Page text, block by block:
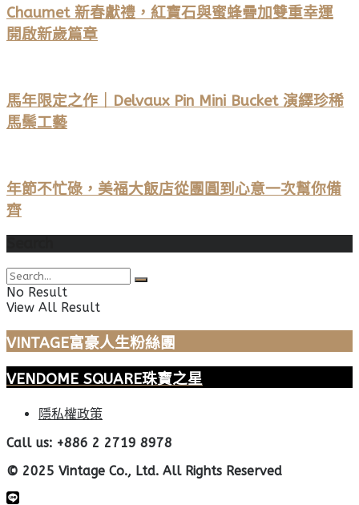
Chaumet 新春獻禮，紅寶石與蜜蜂疊加雙重幸運
開啟新歲篇章
馬年限定之作｜Delvaux Pin Mini Bucket 演繹珍稀
馬鬃工藝
年節不忙碌，美福大飯店從團圓到心意一次幫你備
齊
No Result
View All Result
VINTAGE富豪人生粉絲團
VENDOME SQUARE珠寶之星
隱私權政策
Call us: +886 2 2719 8978
© 2025 Vintage Co., Ltd. All Rights Reserved